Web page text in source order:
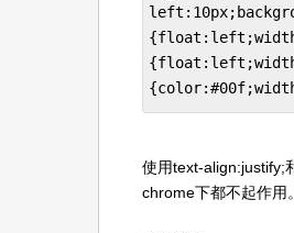
使用text-align:justify;
chrome下都不起作用